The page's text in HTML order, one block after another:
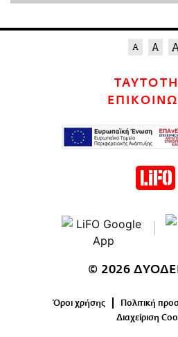
© 2026
Όροι χρήσης
Πολιτική
Διαχείριση